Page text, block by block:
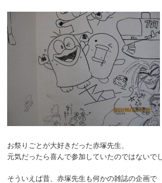
お祭りごとが大好きだった赤塚先生、
元気だったら喜んで参加していたのではないで
そういえば昔、赤塚先生も何かの雑誌の企画で